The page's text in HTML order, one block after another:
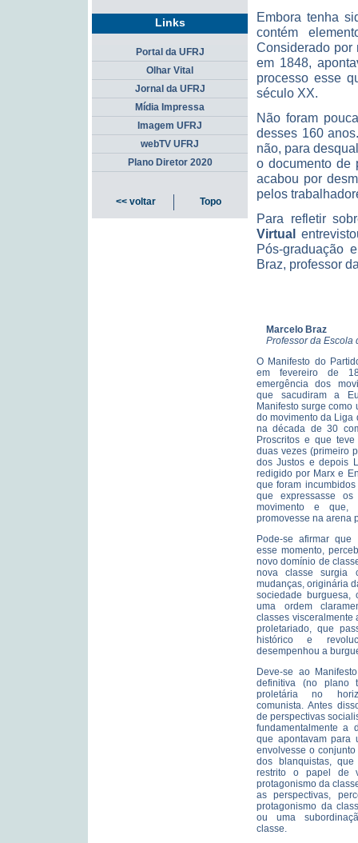
Embora tenha
contém
Considerado por
em 1848,
processo esse
século XX.
Não foram
desses 160
não, para
o documento de
acabou por
pelos
Para refletir
Virtual
Pós-graduação
Braz, professor
Marcelo Braz
Professor da Escola
O Manifesto do
em fevereiro de
emergência dos
que sacudiram a
Manifesto surge como
do movimento da Liga
na década de 30
Proscritos e que
duas vezes (primeiro
dos Justos e depois
redigido por Marx e
que foram
que expressasse
movimento e que,
promovesse na arena
Pode-se afirmar que
esse momento,
novo domínio de
nova classe surgia
mudanças, originária
sociedade burguesa,
uma ordem
classes visceralmente
proletariado, que
histórico e
desempenhou a
Deve-se ao
definitiva (no plano
proletária no
comunista. Antes
de perspectivas
fundamentalmente a
que apontavam para
envolvesse o
dos blanquistas,
restrito o papel de
protagonismo da
as perspectivas,
protagonismo da
ou uma
classe.
Links
Portal da UFRJ
Olhar Vital
Jornal da UFRJ
Mídia Impressa
Imagem UFRJ
webTV UFRJ
Plano Diretor 2020
<< voltar Topo